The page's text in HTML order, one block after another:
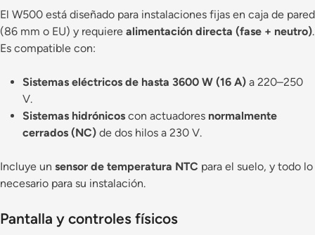
El W500 está diseñado para instalaciones fijas en caja de pared
(86 mm o EU) y requiere alimentación directa (fase + neutro).
Es compatible con:
Sistemas eléctricos de hasta 3600 W (16 A) a 220–250
V.
Sistemas hidrónicos con actuadores normalmente
cerrados (NC) de dos hilos a 230 V.
Incluye un sensor de temperatura NTC para el suelo, y todo lo
necesario para su instalación.
Pantalla y controles físicos